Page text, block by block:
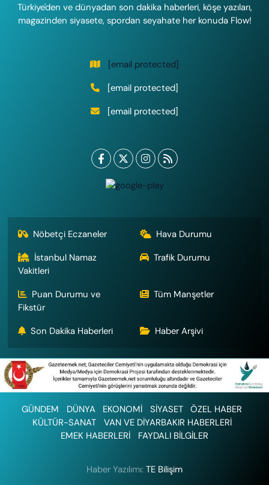
Türkiye'den ve dünyadan son dakika haberleri, köşe yazıları,
magazinden siyasete, spordan seyahate her konuda Flow!
[email protected]
[email protected]
[email protected]
Nöbetçi Eczaneler
Hava Durumu
İstanbul Namaz
Vakitleri
Trafik Durumu
Puan Durumu ve
Fikstür
Tüm Manşetler
Son Dakika Haberleri Haber Arşivi
GÜNDEM DÜNYA EKONOMİ SİYASET
ÖZEL HABER
KÜLTÜR-SANAT
VAN VE DİYARBAKIR HABERLERİ
EMEK HABERLERİ
FAYDALI BİLGİLER
Haber Yazılımı: TE Bilişim